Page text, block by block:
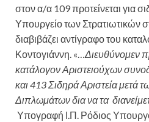
στον α/α 109 προτείνεται για
Υπουργείο των Στρατιωτικών
διαβιβάζει αντίγραφο του
Κοντογιάννη. «…Διευθύνομεν
κατάλογον Αριστειούχων
και 413 Σιδηρά Αριστεία μετά
Διπλωμάτων δια να τα
Υπογραφή Ι.Π. Ρόδιος